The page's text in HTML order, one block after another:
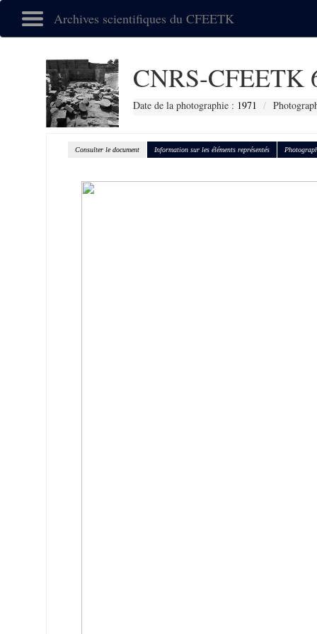
Archives scientifiques du CFEETK
CNRS-CFEETK
Date de la photographie : 1971
Consulter le document Information sur les éléments représentés